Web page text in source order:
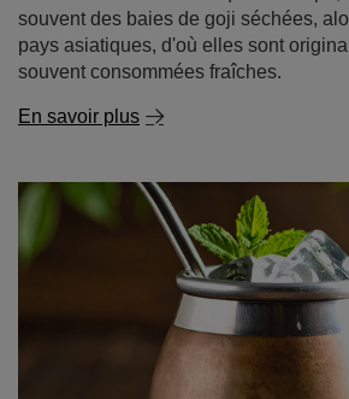
Tereré - notre façon de lutter contre
Il n'y a rien de tel que de réchauffer le